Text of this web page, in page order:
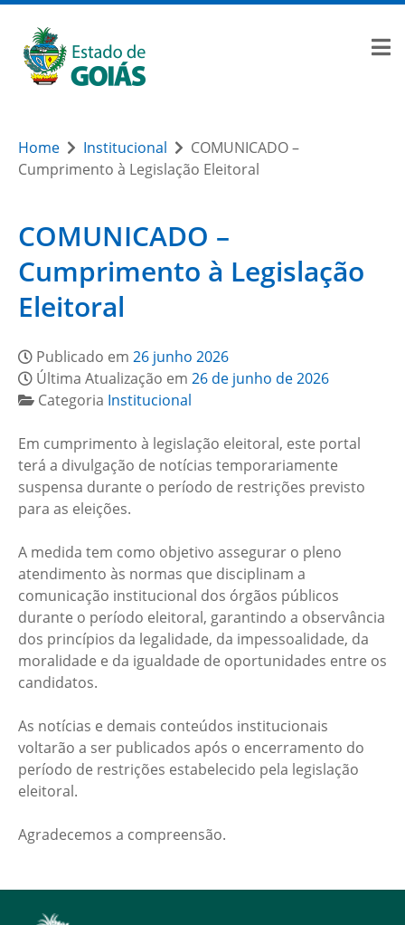
Home Institucional
COMUNICADO –
Cumprimento à Legislação Eleitoral
COMUNICADO –
Cumprimento à Legislação
Eleitoral
Publicado em 26 junho 2026
Última Atualização em 26 de junho de 2026
Categoria Institucional
Em cumprimento à legislação eleitoral, este portal
terá a divulgação de notícias temporariamente
suspensa durante o período de restrições previsto
para as eleições.
A medida tem como objetivo assegurar o pleno
atendimento às normas que disciplinam a
comunicação institucional dos órgãos públicos
durante o período eleitoral, garantindo a observância
dos princípios da legalidade, da impessoalidade, da
moralidade e da igualdade de oportunidades entre os
candidatos.
As notícias e demais conteúdos institucionais
voltarão a ser publicados após o encerramento do
período de restrições estabelecido pela legislação
eleitoral.
Agradecemos a compreensão.